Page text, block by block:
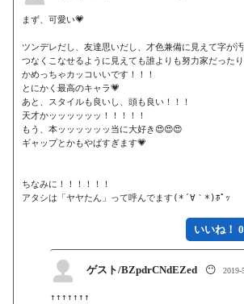
まず、可愛い💗
ツンデレだし、友達思いだし、才色兼備に見えて字が
つなくこなせるように見えても誰よりも努力家だった
かめっちゃカッコいいです！！！
とにかく最高のキャラ💗
あと、スタイルも良いし、頭も良い！！！
天才かッッッッッッ！！！！！
もう、本ッッッッッッ当に大好き😍😍😍
ギャップとかもやばすぎます💗
ちなみに！！！！！！
いいね！ 0
ゲスト/BZpdrCNdEZed 😶 2019-
↑↑↑↑↑↑↑